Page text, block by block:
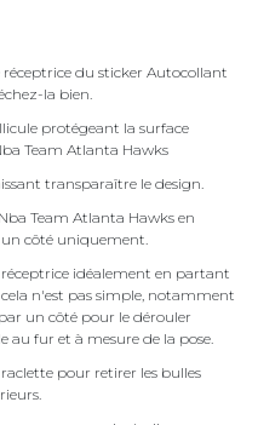
réceptrice du sticker Autocollant
la bien.
protégeant la surface
Team Atlanta Hawks
transparaître le design.
Team Atlanta Hawks en
côté uniquement.
réceptrice idéalement en partant
n'est pas simple, notamment
un côté pour le dérouler
au fur et à mesure de la pose.
pour retirer les bulles